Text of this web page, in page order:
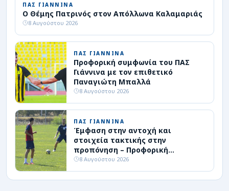
ΠΑΣ ΓΙΑΝΝΙΝΑ
Ο Θέμης Πατρινός στον Απόλλωνα Καλαμαριάς
8 Αυγούστου 2026
ΠΑΣ ΓΙΑΝΝΙΝΑ
Προφορική συμφωνία του ΠΑΣ
Γιάννινα με τον επιθετικό
Παναγιώτη Μπαλλά
8 Αυγούστου 2026
ΠΑΣ ΓΙΑΝΝΙΝΑ
Έμφαση στην αντοχή και
στοιχεία τακτικής στην
προπόνηση – Προφορική
συμφωνία με επιθετικό
8 Αυγούστου 2026